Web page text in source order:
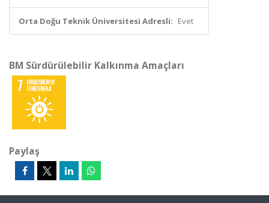
Orta Doğu Teknik Üniversitesi Adresli: Evet
BM Sürdürülebilir Kalkınma Amaçları
Paylaş